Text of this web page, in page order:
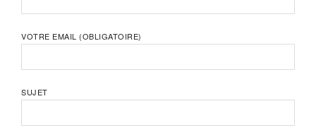
VOTRE EMAIL (OBLIGATOIRE)
SUJET